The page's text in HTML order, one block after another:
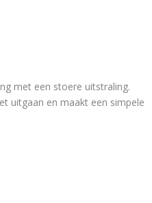
met een stoere uitstraling.
uitgaan en maakt een simpele